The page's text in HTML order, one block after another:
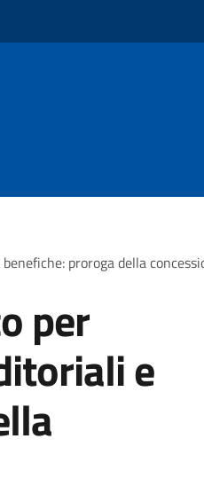
proroga della
per
e